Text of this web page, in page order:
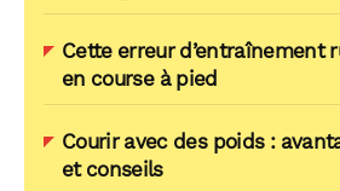
Cette erreur d’entraînement
en course à pied
Courir avec des poids :
et conseils